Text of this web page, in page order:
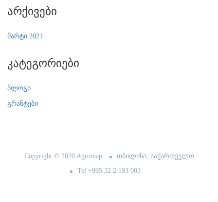
Არქივები
მარტი 2021
Კატეგორიები
ბლოგი
გრანტები
Copyright © 2020 Agromap
თბილისი, საქართველო
Tel +995 32 2 193 003